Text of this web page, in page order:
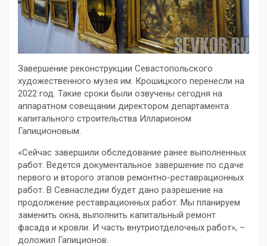
Завершение реконструкции Севастопольского
художественного музея им. Крошицкого перенесли на
2022 год. Такие сроки были озвучены сегодня на
аппаратном совещании директором департамента
капитального строительства Илларионом
Гапиционовым.
«Сейчас завершили обследование ранее выполненных
работ. Ведется документальное завершение по сдаче
первого и второго этапов ремонтно-реставрационных
работ. В Севнаследии будет дано разрешение на
продолжение реставрационных работ. Мы планируем
заменить окна, выполнить капитальный ремонт
фасада и кровли. И часть внутриотделочных работ», –
доложил Гапиционов.